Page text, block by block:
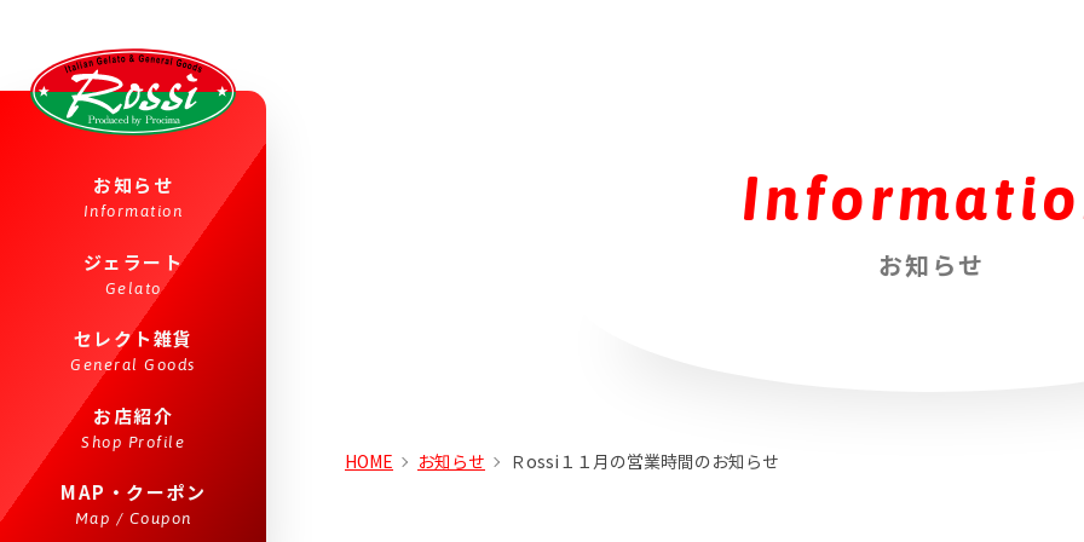
那須にあるジェ
ラートと雑貨のお
お知らせ
Information
ジェラート
Gelato
セレクト雑貨
General Goods
お店紹介
Shop Profile
MAP・クーポン
Map / Coupon
お知らせ
HOME お知らせ Ｒossi１１月の営業時間のお知らせ